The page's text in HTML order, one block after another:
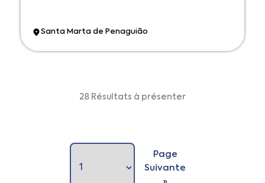
Santa Marta de Penaguião
28 Résultats à présenter
Page
Suivante